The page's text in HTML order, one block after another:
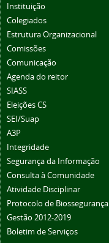
Instituição
Colegiados
Estrutura Organizacional
Comissões
Comunicação
Agenda do reitor
SIASS
Eleições CS
SEI/Suap
A3P
Integridade
Segurança da Informação
Consulta à Comunidade
Atividade Disciplinar
Protocolo de Biossegurança
Gestão 2012-2019
Boletim de Serviços